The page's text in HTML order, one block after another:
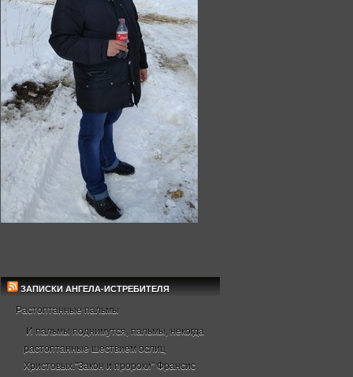
ЗАПИСКИ АНГЕЛА-ИСТРЕБИТЕЛЯ
Растоптанные пальмы
И пальмы поднимутся, пальмы, некогда
растоптанные шествием ослиц
Христовых."Закон и пророки" Франсис